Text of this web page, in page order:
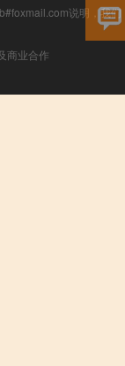
说明，我们
商业合作